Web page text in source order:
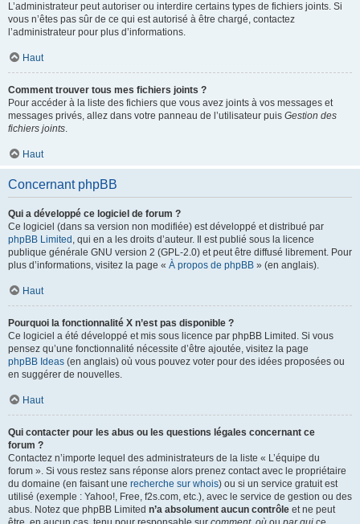
L’administrateur peut autoriser ou interdire certains types de fichiers joints. Si
vous n’êtes pas sûr de ce qui est autorisé à être chargé, contactez
l’administrateur pour plus d’informations.
Haut
Comment trouver tous mes fichiers joints ?
Pour accéder à la liste des fichiers que vous avez joints à vos messages et
messages privés, allez dans votre panneau de l’utilisateur puis Gestion des
fichiers joints.
Haut
Concernant phpBB
Qui a développé ce logiciel de forum ?
Ce logiciel (dans sa version non modifiée) est développé et distribué par
phpBB Limited , qui en a les droits d’auteur. Il est publié sous la licence
publique générale GNU version 2 (GPL-2.0) et peut être diffusé librement. Pour
plus d’informations, visitez la page « À propos de phpBB » (en anglais).
Haut
Pourquoi la fonctionnalité X n’est pas disponible ?
Ce logiciel a été développé et mis sous licence par phpBB Limited. Si vous
pensez qu’une fonctionnalité nécessite d’être ajoutée, visitez la page
phpBB Ideas (en anglais) où vous pouvez voter pour des idées proposées ou
en suggérer de nouvelles.
Haut
Qui contacter pour les abus ou les questions légales concernant ce
forum ?
Contactez n’importe lequel des administrateurs de la liste « L’équipe du
forum ». Si vous restez sans réponse alors prenez contact avec le propriétaire
du domaine (en faisant une recherche sur whois) ou si un service gratuit est
utilisé (exemple : Yahoo!, Free, f2s.com, etc.), avec le service de gestion ou des
abus. Notez que phpBB Limited n’a absolument aucun contrôle et ne peut